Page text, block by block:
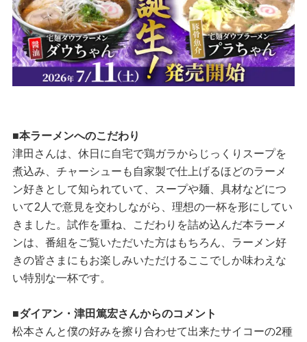
■本ラーメンへのこだわり
津田さんは、休日に自宅で鶏ガラからじっくりスープを
煮込み、チャーシューも自家製で仕上げるほどのラーメ
ン好きとして知られていて、スープや麺、具材などにつ
いて2人で意見を交わしながら、理想の一杯を形にしてい
きました。試作を重ね、こだわりを詰め込んだ本ラーメ
ンは、番組をご覧いただいた方はもちろん、ラーメン好
きの皆さまにもお楽しみいただけるここでしか味わえな
い特別な一杯です。
■ダイアン・津田篤宏さんからのコメント
松本さんと僕の好みを擦り合わせて出来たサイコーの2種